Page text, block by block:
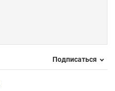
Подписаться